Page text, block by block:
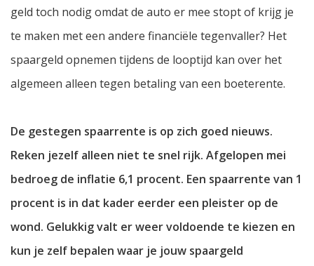
geld toch nodig omdat de auto er mee stopt of krijg je
te maken met een andere financiële tegenvaller? Het
spaargeld opnemen tijdens de looptijd kan over het
algemeen alleen tegen betaling van een boeterente.
De gestegen spaarrente is op zich goed nieuws.
Reken jezelf alleen niet te snel rijk. Afgelopen mei
bedroeg de inflatie 6,1 procent. Een spaarrente van 1
procent is in dat kader eerder een pleister op de
wond. Gelukkig valt er weer voldoende te kiezen en
kun je zelf bepalen waar je jouw spaargeld